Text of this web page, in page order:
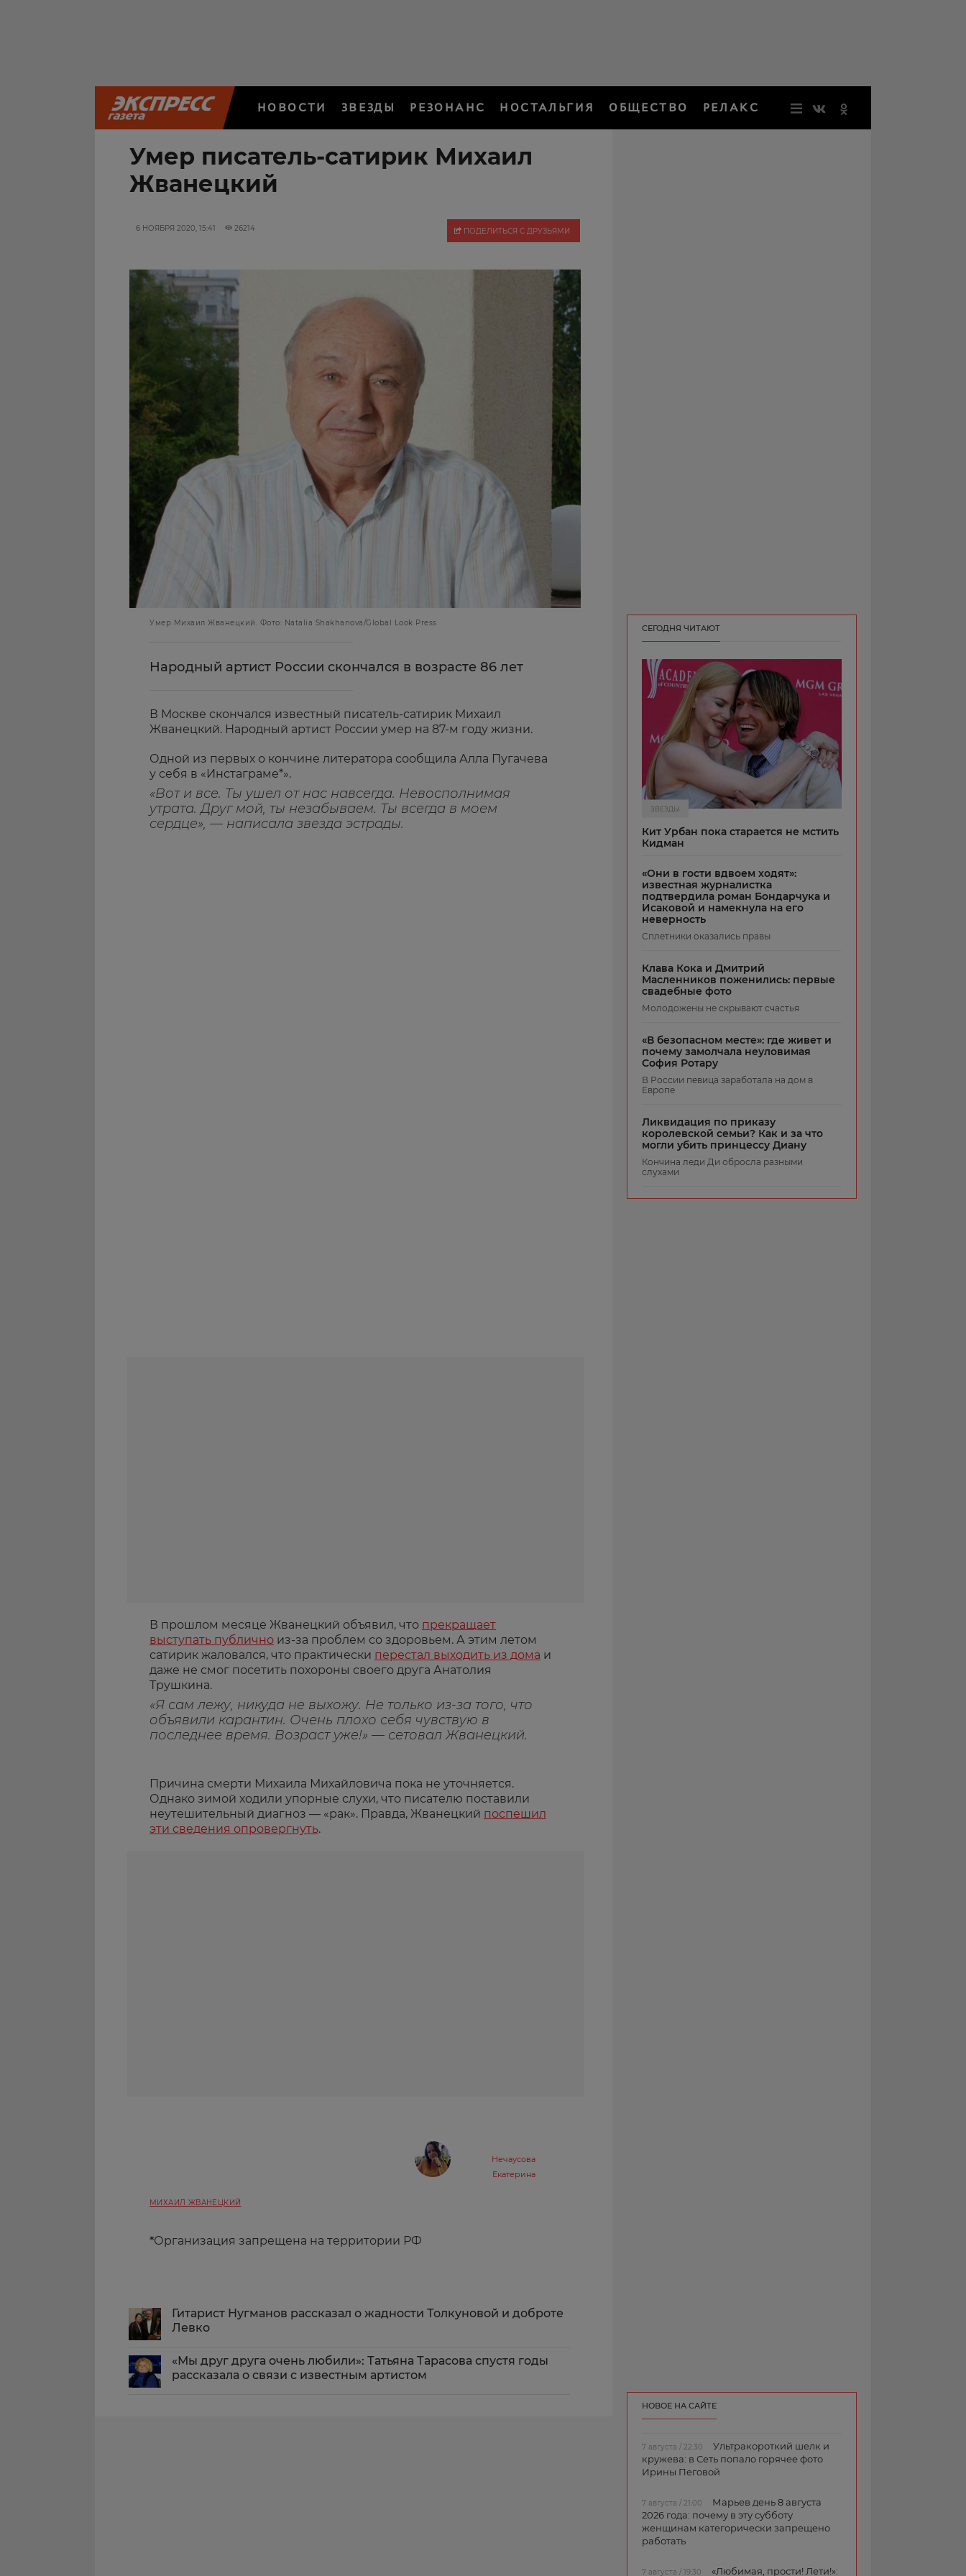
НОВОСТИ ЗВЕЗДЫ РЕЗОНАНС НОСТАЛЬГИЯ ОБЩЕСТВО РЕЛАКС
Умер писатель-сатирик Михаил
Жванецкий
6 НОЯБРЯ 2020, 15:41 26214 ПОДЕЛИТЬСЯ С ДРУЗЬЯМИ
Умер Михаил Жванецкий. Фото: Natalia Shakhanova/Global Look Press
Народный артист России скончался в возрасте 86 лет
В Москве скончался известный писатель-сатирик Михаил
Жванецкий. Народный артист России умер на 87-м году жизни.
Одной из первых о кончине литератора сообщила Алла Пугачева
у себя в «Инстаграме*».
«Вот и все. Ты ушел от нас навсегда. Невосполнимая
утрата. Друг мой, ты незабываем. Ты всегда в моем
сердце», — написала звезда эстрады.
В прошлом месяце Жванецкий объявил, что прекращает
выступать публично из-за проблем со здоровьем. А этим летом
сатирик жаловался, что практически перестал выходить из дома и
даже не смог посетить похороны своего друга Анатолия
Трушкина.
«Я сам лежу, никуда не выхожу. Не только из-за того, что
объявили карантин. Очень плохо себя чувствую в
последнее время. Возраст уже!» — сетовал Жванецкий.
Причина смерти Михаила Михайловича пока не уточняется.
Однако зимой ходили упорные слухи, что писателю поставили
неутешительный диагноз — «рак». Правда, Жванецкий поспешил
эти сведения опровергнуть.
Нечаусова
Екатерина
МИХАИЛ ЖВАНЕЦКИЙ
*Организация запрещена на территории РФ
Гитарист Нугманов рассказал о жадности Толкуновой и доброте
Левко
«Мы друг друга очень любили»: Татьяна Тарасова спустя годы
рассказала о связи с известным артистом
СЕГОДНЯ ЧИТАЮТ
ЗВЕЗДЫ
Кит Урбан пока старается не мстить
Кидман
«Они в гости вдвоем ходят»:
известная журналистка
подтвердила роман Бондарчука и
Исаковой и намекнула на его
неверность
Сплетники оказались правы
Клава Кока и Дмитрий
Масленников поженились: первые
свадебные фото
Молодожены не скрывают счастья
«В безопасном месте»: где живет и
почему замолчала неуловимая
София Ротару
В России певица заработала на дом в
Европе
Ликвидация по приказу
королевской семьи? Как и за что
могли убить принцессу Диану
Кончина леди Ди обросла разными
слухами
НОВОЕ НА САЙТЕ
7 августа / 22:30
Ультракороткий шелк и
кружева: в Сеть попало горячее фото
Ирины Пеговой
7 августа / 21:00
Марьев день 8 августа
2026 года: почему в эту субботу
женщинам категорически запрещено
работать
7 августа / 19:30 «Любимая, прости! Лети!»: